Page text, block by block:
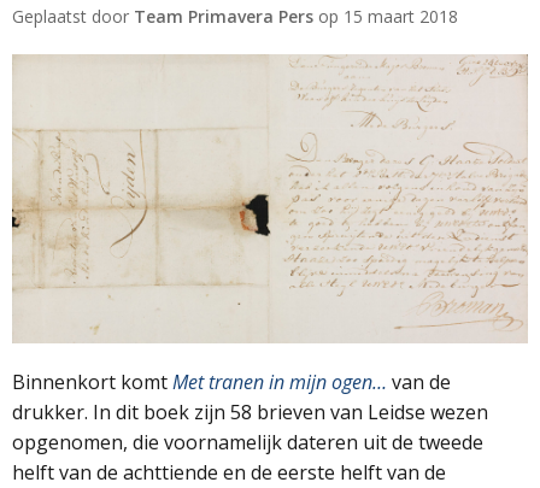
Geplaatst door Team Primavera Pers op 15 maart 2018
Binnenkort komtMet tranen in mijn ogen… van de
drukker. In dit boek zijn 58 brieven van Leidse wezen
opgenomen, die voornamelijk dateren uit de tweede
helft van de achttiende en de eerste helft van de